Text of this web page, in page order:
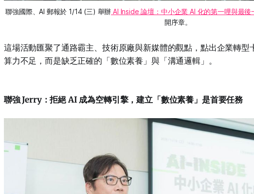
聯強國際、AI 郵報於 1/14 (三) 舉辦 AI Inside 論壇：中小企業 AI 化的第一哩與最後
開序章。
這場活動匯聚了通路霸主、技術原廠與新媒體的觀點，點出企業轉
算力不足，而是缺乏正確的「數位素養」與「溝通邏輯」。
聯強 Jerry：拒絕 AI 成為空轉引擎，建立「數位素養」是首要任務